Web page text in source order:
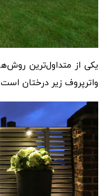
یکی از متداول‌ترین
واترپروف زیر درختان